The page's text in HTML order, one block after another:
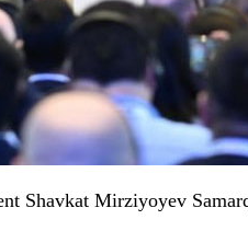
Shavkat Mirziyoyev